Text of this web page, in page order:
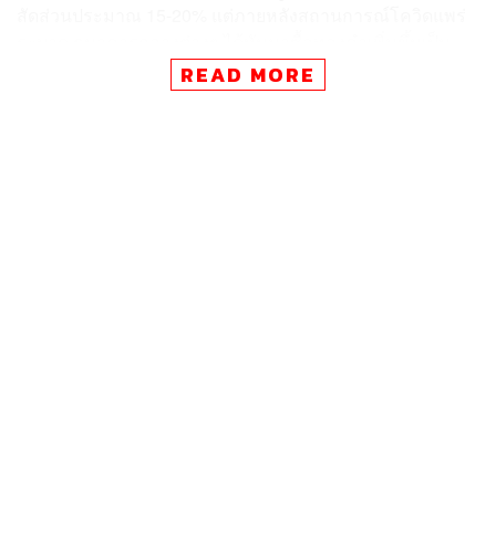
สัดส่วนประมาณ 30% ส่งผลให้ธนาคารกลางต่างๆ ขึ้นมาเป็น
ผู้เล่นรายใหญ่ในตลาดทองคำ เพื่อนำมาใช้เป็นทุนสำรอง
READ MORE